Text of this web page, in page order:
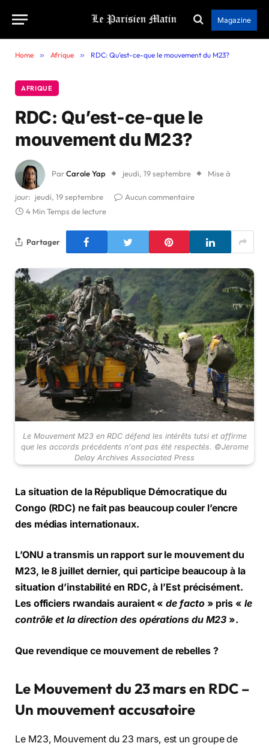
Magazine
Home » Afrique » RDC: Qu’est-ce-que le mouvement du M23?
AFRIQUE
RDC: Qu’est-ce-que le
mouvement du M23?
ParCarole Yap jeudi, 19 septembre Mise à
jour: jeudi, 19 septembre
Aucun commentaire
4 Min Temps de lecture
Partager
Le Mouvement M23 en RDC défend les intérêts tutsi et affirme
que les accords précédents n'ont pas été respectés. ©Jerome
Delay Archives Associated Press
La situation de la République Démocratique du
Congo (RDC) ne fait pas beaucoup couler l’encre
des médias internationaux.
L’ONU a transmis un rapport sur le mouvement du
M23, le 8 juillet dernier, qui participe beaucoup à la
situation d’instabilité en RDC, à l’Est précisément.
Les officiers rwandais auraient «de facto» pris « le
contrôle et la direction des opérations du M23 ».
Que revendique ce mouvement de rebelles ?
Le Mouvement du 23 marsen RDC –
Un mouvement accusatoire
Le M23, Mouvement du 23 mars, est un groupe de